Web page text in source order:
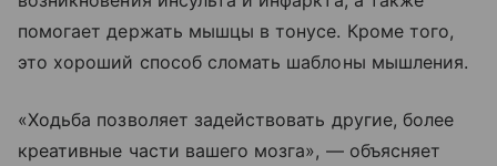
помогает держать мышцы в тонусе. Кроме того,
это хороший способ сломать шаблоны мышления.
«Ходьба позволяет задействовать другие, более
креативные части вашего мозга», — объясняет